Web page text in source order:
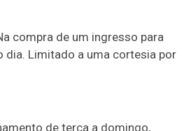
compra de um ingresso para
dia. Limitado a uma cortesia por
de terça a domingo,